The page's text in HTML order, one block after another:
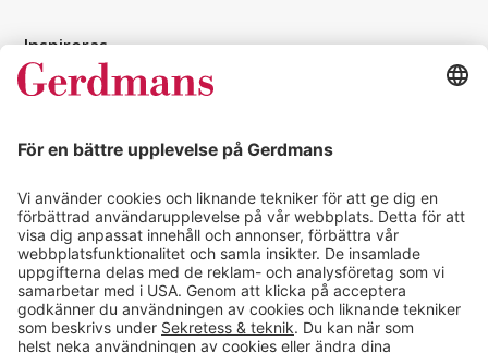
Inspireras
Kundcase
Läsvärt
Kontakt
info@gerdmans.se
0433-740 80